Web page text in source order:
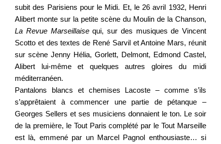
subit des Parisiens pour le Midi. Et, le 26 avril 1932, Henri
Alibert monte sur la petite scène du Moulin de la Chanson,
La Revue Marseillaisequi, sur des musiques de Vincent
Scotto et des textes de René Sarvil et Antoine Mars, réunit
sur scène Jenny Hélia, Gorlett, Delmont, Edmond Castel,
Alibert lui-même et quelques autres gloires du midi
méditerranéen.
Pantalons blancs et chemises Lacoste – comme s’ils
s’apprêtaient à commencer une partie de pétanque –
Georges Sellers et ses musiciens donnaient le ton. Le soir
de la première, le Tout Paris complété par le Tout Marseille
est là, emmené par un Marcel Pagnol enthousiaste… si